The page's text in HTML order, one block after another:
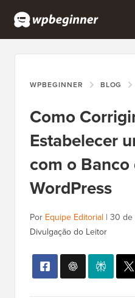
WPBEGINNER BLOG
Como
Estabelecer
com o
WordPress
Por Equipe Editorial | 30 de
Divulgação do Leitor